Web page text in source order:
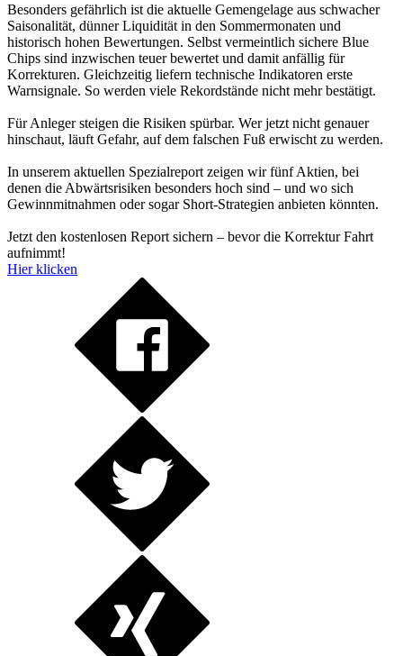
Besonders gefährlich ist die aktuelle Gemengelage aus schwacher
Saisonalität, dünner Liquidität in den Sommermonaten und
historisch hohen Bewertungen. Selbst vermeintlich sichere Blue
Chips sind inzwischen teuer bewertet und damit anfällig für
Korrekturen. Gleichzeitig liefern technische Indikatoren erste
Warnsignale. So werden viele Rekordstände nicht mehr bestätigt.
Für Anleger steigen die Risiken spürbar. Wer jetzt nicht genauer
hinschaut, läuft Gefahr, auf dem falschen Fuß erwischt zu werden.
In unserem aktuellen Spezialreport zeigen wir fünf Aktien, bei
denen die Abwärtsrisiken besonders hoch sind – und wo sich
Gewinnmitnahmen oder sogar Short-Strategien anbieten könnten.
Jetzt den kostenlosen Report sichern – bevor die Korrektur Fahrt
aufnimmt!
Hier klicken